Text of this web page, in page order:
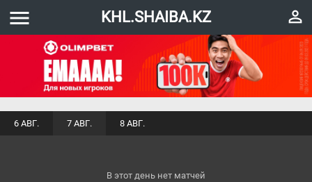
menu KHL.SHAIBA.KZ perm_identity
6 АВГ. 7 АВГ. 8 АВГ.
В этот день нет матчей